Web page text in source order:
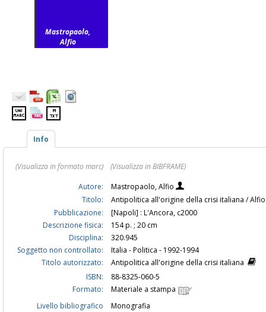
Mastropaolo,
Alfio
Info
(Visualizza in formato marc)
(Visualizza in BIBFRAME)
Autore:
Mastropaolo, Alfio
Titolo:
Antipolitica all'origine della crisi italiana /
Pubblicazione:
[Napoli] : L'Ancora, c2000
Descrizione fisica:
154 p. ; 20 cm
Disciplina:
320.945
Soggetto non controllato:
Italia - Politica - 1992-1994
Titolo autorizzato:
Antipolitica all'origine della crisi italiana
ISBN:
88-8325-060-5
Formato:
Materiale a stampa
Livello bibliografico
Monografia